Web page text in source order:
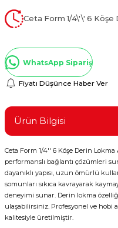
Kaplamalar
Ceta Form 1/4\'\' 6
WhatsApp Sipariş
Fiyatı Düşünce Haber Ver
Ürün Bilgisi
Ceta Form 1/4'' 6 Köşe Derin
performanslı bağlantı çözümleri
dayanıklı yapısı, uzun ömürlü
somunları sıkıca kavrayarak
deneyimi sunar. Derin lokma
ulaşabilirsiniz. Profesyonel ve hobi
kalitesiyle üretilmiştir.